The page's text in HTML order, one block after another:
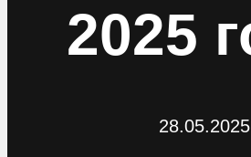
2025
28.05.2025